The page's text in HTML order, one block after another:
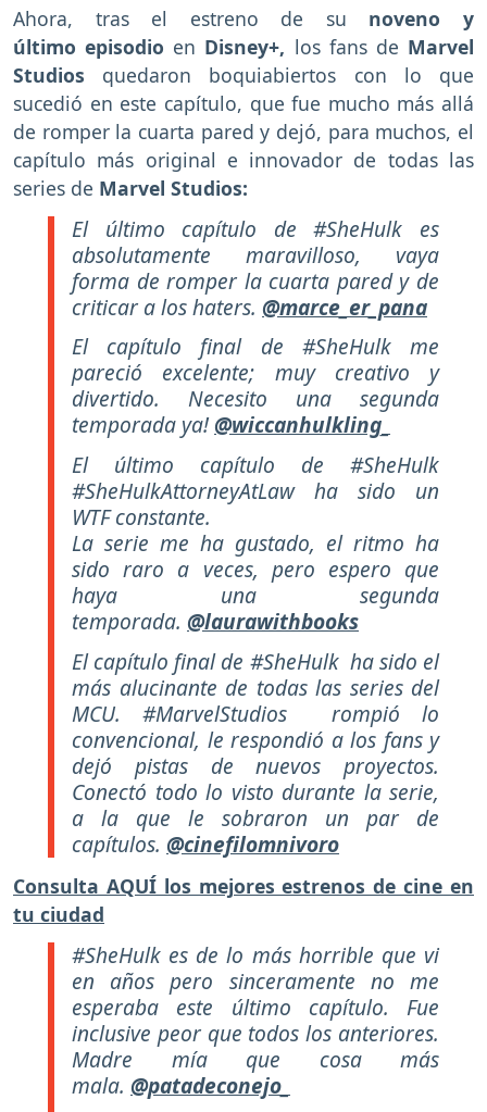
Ahora, tras el estreno de su noveno y
último episodio en Disney+, los fans de Marvel
Studios quedaron boquiabiertos con lo que
sucedió en este capítulo, que fue mucho más allá
de romper la cuarta pared y dejó, para muchos, el
capítulo más original e innovador de todas las
series de Marvel Studios:
El último capítulo de #SheHulk es
absolutamente maravilloso, vaya
forma de romper la cuarta pared y de
criticar a los haters. @marce_er_pana
El capítulo final de #SheHulk me
pareció excelente; muy creativo y
divertido. Necesito una segunda
temporada ya!@wiccanhulkling_
El último capítulo de #SheHulk
#SheHulkAttorneyAtLaw ha sido un
WTF constante.
La serie me ha gustado, el ritmo ha
sido raro a veces, pero espero que
haya una segunda
temporada. @laurawithbooks
El capítulo final de #SheHulk ha sido el
más alucinante de todas las series del
MCU. #MarvelStudios rompió lo
convencional, le respondió a los fans y
dejó pistas de nuevos proyectos.
Conectó todo lo visto durante la serie,
a la que le sobraron un par de
capítulos. @cinefilomnivoro
Consulta AQUÍ los mejores estrenos de cine en
tu ciudad
#SheHulk es de lo más horrible que vi
en años pero sinceramente no me
esperaba este último capítulo. Fue
inclusive peor que todos los anteriores.
Madre mía que cosa más
mala. @patadeconejo_